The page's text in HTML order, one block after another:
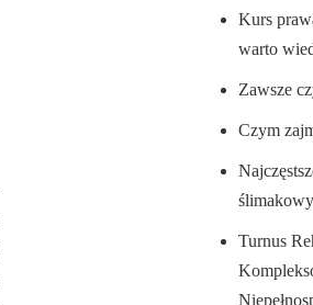
Kurs
warto
Zawsze
Czym
Turnus